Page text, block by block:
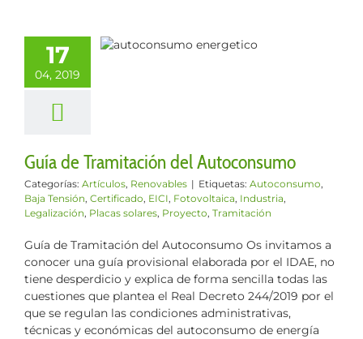
17
04, 2019
Tramitación
Renovables
Guía de Tramitación del Autoconsumo
Categorías: Artículos, Renovables | Etiquetas: Autoconsumo,
Baja Tensión, Certificado, EICI, Fotovoltaica, Industria,
Legalización, Placas solares, Proyecto, Tramitación
Guía de Tramitación del Autoconsumo Os invitamos a
conocer una guía provisional elaborada por el IDAE, no
tiene desperdicio y explica de forma sencilla todas las
cuestiones que plantea el Real Decreto 244/2019 por el
que se regulan las condiciones administrativas,
técnicas y económicas del autoconsumo de energía